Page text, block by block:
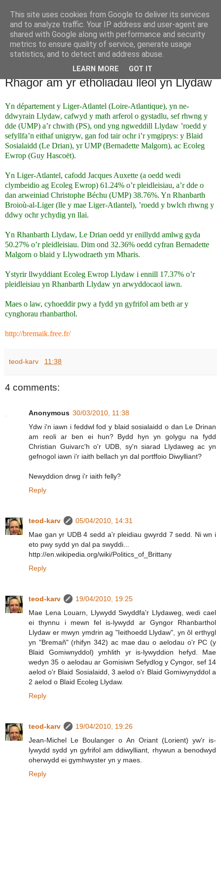
Cymdeithas Cymru-Llydaw
Blog am weithgareddau Cymdeithas Cymru-Llydaw
Rhagor am yr etholiadau lleol yn Llydaw
Yn département y Liger-Atlantel (Loire-Atlantique), yn ne-
ddwyrain Llydaw, cafwyd y math arferol o gystadlu, sef rhwng y
dde (UMP) a’r chwith (PS), ond yng ngweddill Llydaw ’roedd y
sefyllfa’n eithaf unigryw, gan fod tair ochr i’r ymgiprys: y Blaid
Sosialaidd (Le Drian), yr UMP (Bernadette Malgorn), ac Ecoleg
Ewrop (Guy Hascoët).
Yn Liger-Atlantel, cafodd Jacques Auxette (a oedd wedi
clymbeidio ag Ecoleg Ewrop) 61.24% o’r pleidleisiau, a’r dde o
dan arweiniad Christophe Béchu (UMP) 38.76%. Yn Rhanbarth
Broioù-al-Liger (lle y mae Liger-Atlantel), ’roedd y bwlch rhwng y
ddwy ochr ychydig yn llai.
Yn Rhanbarth Llydaw, Le Drian oedd yr enillydd amlwg gyda
50.27% o’r pleidleisiau. Dim ond 32.36% oedd cyfran Bernadette
Malgorn o blaid y Llywodraeth ym Mharis.
Ystyrir llwyddiant Ecoleg Ewrop Llydaw i ennill 17.37% o’r
pleidleisiau yn Rhanbarth Llydaw yn arwyddocaol iawn.
Maes o law, cyhoeddir pwy a fydd yn gyfrifol am beth ar y
cynghorau rhanbarthol.
http://bremaik.free.fr/
teod-karv 11:38
4 comments:
Anonymous 30/03/2010, 11:38
Ydw i'n iawn i feddwl fod y blaid sosialaidd o dan Le Drinan
am reoli ar ben ei hun? Bydd hyn yn golygu na fydd
Christian Guivarc'h o'r UDB, sy'n siarad Llydaweg ac yn
gefnogol iawn i'r iaith bellach yn dal portffoio Diwylliant?
Newyddion drwg i'r iaith felly?
Reply
teod-karv
05/04/2010, 14:31
Mae gan yr UDB 4 sedd a'r pleidiau gwyrdd 7 sedd. Ni wn i
eto pwy sydd yn dal pa swyddi...
http://en.wikipedia.org/wiki/Politics_of_Brittany
Reply
teod-karv
19/04/2010, 19:25
Mae Lena Louarn, Llywydd Swyddfa'r Llydaweg, wedi cael
ei thynnu i mewn fel is-lywydd ar Gyngor Rhanbarthol
Llydaw er mwyn ymdrin ag "Ieithoedd Llydaw", yn ôl erthygl
yn "Bremañ" (rhifyn 342) ac mae dau o aelodau o'r PC (y
Blaid Gomiwnyddol) ymhlith yr is-lywyddion hefyd. Mae
wedyn 35 o aelodau ar Gomisiwn Sefydlog y Cyngor, sef 14
aelod o'r Blaid Sosialaidd, 3 aelod o'r Blaid Gomiwynyddol a
2 aelod o Blaid Ecoleg Llydaw.
Reply
teod-karv
19/04/2010, 19:26
Jean-Michel Le Boulanger o An Oriant (Lorient) yw'r is-
lywydd sydd yn gyfrifol am ddiwylliant, rhywun a benodwyd
oherwydd ei gymhwyster yn y maes.
Reply
This site uses cookies from Google to deliver its services
and to analyze traffic. Your IP address and user-agent are
shared with Google along with performance and security
metrics to ensure quality of service, generate usage
statistics, and to detect and address abuse.
LEARN MORE GOT IT